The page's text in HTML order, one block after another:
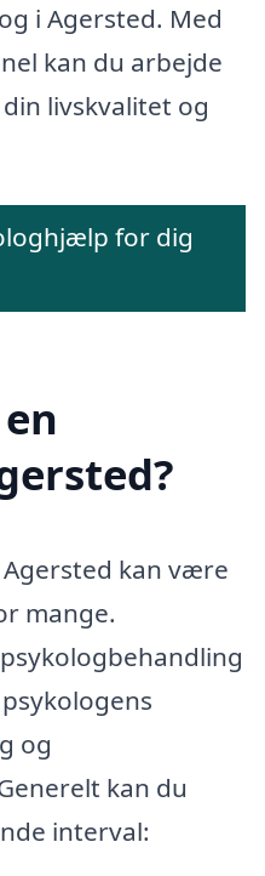
i Agersted. Med
kan du arbejde
livskvalitet og
for dig
kan være
mange.
og
kan du
interval: